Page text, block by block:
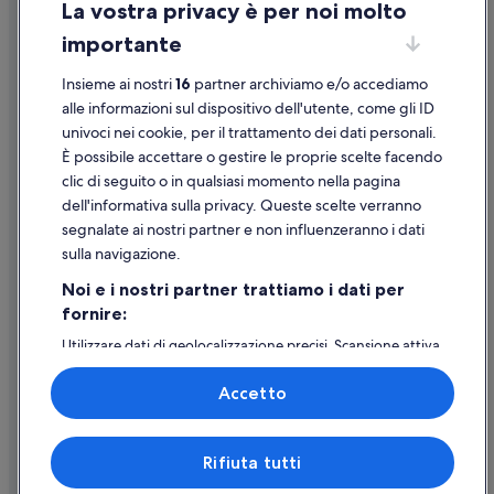
vicinanze
Laguna La Carcha: hotel nelle vicinanze
Faro di Maspalomas: hotel nelle vicinanze
Meloneras: hotel a 5 stelle
Maspalomas: hotel a 3 stelle
Maspalomas: hotel a 5 stelle
Playa del Ingles: hotel a 5 stelle
Playa del Ingles: hotel a 3 stelle
Informazioni legali/Contatti
Linee guida sui contenuti e segnalazione dei contenuti
Supporto
Assistenza clienti
Contattaci
Come cancellare un volo
Come modificare la prenotazione di un hotel o una casa vacanze
Utilizzare un coupon Expedia
Documenti per i viaggi internazionali
© 2026 Expedia, Inc., una società di Expedia Group. Tutti i diritti riservati.
Expedia e il logo di Expedia sono marchi registrati o marchi di Expedia,
La vostra privacy è per noi molto
importante
Insieme ai nostri16 partner archiviamo e/o accediamo
alle informazioni sul dispositivo dell'utente, come gli ID
univoci nei cookie, per il trattamento dei dati personali.
È possibile accettare o gestire le proprie scelte facendo
clic di seguito o in qualsiasi momento nella pagina
dell'informativa sulla privacy. Queste scelte verranno
segnalate ai nostri partner e non influenzeranno i dati
sulla navigazione.
Noi e i nostri partner trattiamo i dati per
fornire:
Utilizzare dati di geolocalizzazione precisi. Scansione attiva
delle caratteristiche del dispositivo ai fini
dell’identificazione. Archiviare informazioni su dispositivo
e/o accedervi. Pubblicità e contenuti personalizzati,
misurazione delle prestazioni dei contenuti e degli
annunci, ricerche sul pubblico, sviluppo di servizi.
Elenco dei partner (fornitori)
Rifiuta tutti
Accetto